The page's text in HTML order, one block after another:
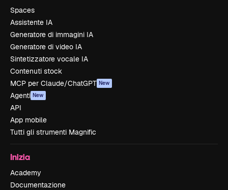
Spaces
Assistente IA
Generatore di immagini IA
Generatore di video IA
Sintetizzatore vocale IA
Contenuti stock
MCP per Claude/ChatGPT New
Agenti New
API
App mobile
Tutti gli strumenti Magnific
Inizia
Academy
Documentazione